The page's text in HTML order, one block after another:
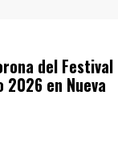
del Festival
2026 en Nueva